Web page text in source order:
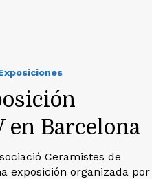
en Barcelona
Ceramistes de
exposición organizada por